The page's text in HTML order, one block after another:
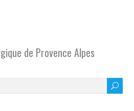
de Provence Alpes